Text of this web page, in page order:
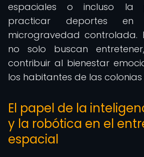
espaciales o incluso la
practicar deportes en
microgravedad controlada.
no solo buscan
contribuir al bienestar
los habitantes de las colonias
El papel de la
y la robótica en el
espacial